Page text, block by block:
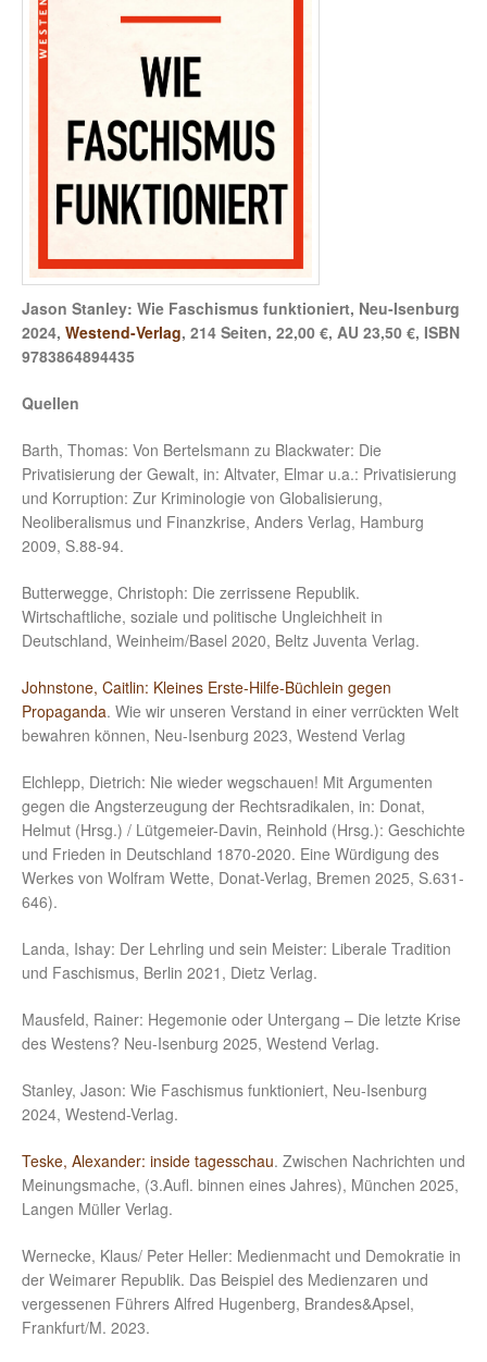
Jason Stanley: Wie Faschismus funktioniert, Neu-Isenburg
2024, Westend-Verlag, 214 Seiten, 22,00 €, AU 23,50 €, ISBN
9783864894435
Quellen
Barth, Thomas: Von Bertelsmann zu Blackwater: Die
Privatisierung der Gewalt, in: Altvater, Elmar u.a.: Privatisierung
und Korruption: Zur Kriminologie von Globalisierung,
Neoliberalismus und Finanzkrise, Anders Verlag, Hamburg
2009, S.88-94.
Butterwegge, Christoph: Die zerrissene Republik.
Wirtschaftliche, soziale und politische Ungleichheit in
Deutschland, Weinheim/Basel 2020, Beltz Juventa Verlag.
Johnstone, Caitlin: Kleines Erste-Hilfe-Büchlein gegen
Propaganda. Wie wir unseren Verstand in einer verrückten Welt
bewahren können, Neu-Isenburg 2023, Westend Verlag
Elchlepp, Dietrich: Nie wieder wegschauen! Mit Argumenten
gegen die Angsterzeugung der Rechtsradikalen, in: Donat,
Helmut (Hrsg.) / Lütgemeier-Davin, Reinhold (Hrsg.): Geschichte
und Frieden in Deutschland 1870-2020. Eine Würdigung des
Werkes von Wolfram Wette, Donat-Verlag, Bremen 2025, S.631-
646).
Landa, Ishay: Der Lehrling und sein Meister: Liberale Tradition
und Faschismus, Berlin 2021, Dietz Verlag.
Mausfeld, Rainer: Hegemonie oder Untergang – Die letzte Krise
des Westens? Neu-Isenburg 2025, Westend Verlag.
Stanley, Jason: Wie Faschismus funktioniert, Neu-Isenburg
2024, Westend-Verlag.
Teske, Alexander: inside tagesschau. Zwischen Nachrichten und
Meinungsmache, (3.Aufl. binnen eines Jahres), München 2025,
Langen Müller Verlag.
Wernecke, Klaus/ Peter Heller: Medienmacht und Demokratie in
der Weimarer Republik. Das Beispiel des Medienzaren und
vergessenen Führers Alfred Hugenberg, Brandes&Apsel,
Frankfurt/M. 2023.